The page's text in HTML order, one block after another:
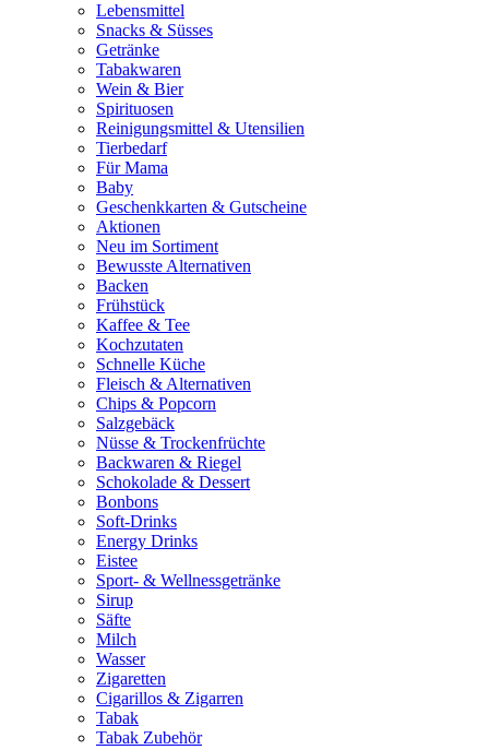
Lebensmittel
Snacks & Süsses
Getränke
Tabakwaren
Wein & Bier
Spirituosen
Reinigungsmittel & Utensilien
Tierbedarf
Für Mama
Baby
Geschenkkarten & Gutscheine
Aktionen
Neu im Sortiment
Bewusste Alternativen
Backen
Frühstück
Kaffee & Tee
Kochzutaten
Schnelle Küche
Fleisch & Alternativen
Chips & Popcorn
Salzgebäck
Nüsse & Trockenfrüchte
Backwaren & Riegel
Schokolade & Dessert
Bonbons
Soft-Drinks
Energy Drinks
Eistee
Sport- & Wellnessgetränke
Sirup
Säfte
Milch
Wasser
Zigaretten
Cigarillos & Zigarren
Tabak
Tabak Zubehör